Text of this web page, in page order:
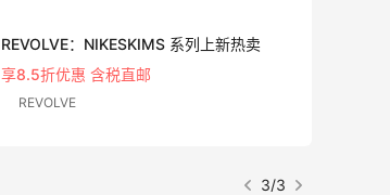
REVOLVE：NIKESKIMS 系列上新热卖
享8.5折优惠 含税直邮
REVOLVE
3/3